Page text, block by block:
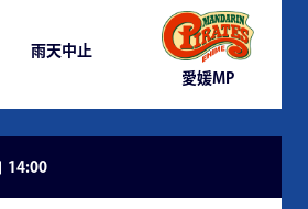
雨天中止
愛媛MP
14:00